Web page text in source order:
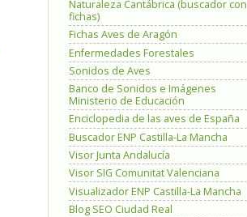
Naturaleza Cantábrica (buscador con
fichas)
Fichas Aves de Aragón
Enfermedades Forestales
Sonidos de Aves
Banco de Sonidos e Imágenes
Ministerio de Educación
Enciclopedia de las aves de España
Buscador ENP Castilla-La Mancha
Visor Junta Andalucía
Visor SIG Comunitat Valenciana
Visualizador ENP Castilla-La Mancha
Blog SEO Ciudad Real